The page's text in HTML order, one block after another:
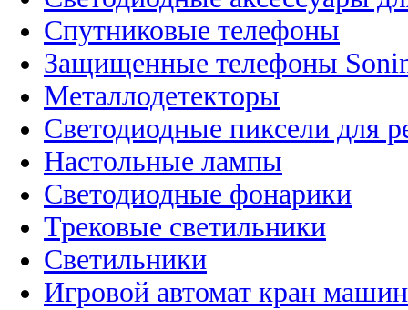
Спутниковые телефоны
Защищенные телефоны
Металлодетекторы
Светодиодные пиксели для
Настольные лампы
Светодиодные фонарики
Трековые светильники
Светильники
Игровой автомат кран